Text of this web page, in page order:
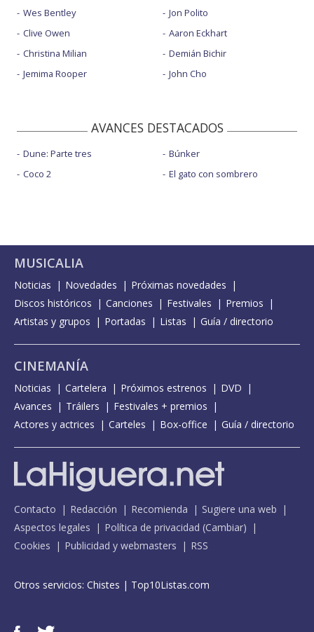
Wes Bentley
Clive Owen
Christina Milian
Jemima Rooper
Jon Polito
Aaron Eckhart
Demián Bichir
John Cho
AVANCES DESTACADOS
Dune: Parte tres
Coco 2
Búnker
El gato con sombrero
MUSICALIA
Noticias Novedades
Próximas novedades
Discos históricos
Canciones Festivales
Premios
Artistas y grupos
Portadas Listas Guía / directorio
CINEMANÍA
Noticias Cartelera Próximos estrenos
DVD
Avances
Tráilers
Festivales + premios
Actores y actrices
Carteles Box-office Guía / directorio
Contacto Redacción Recomienda
Sugiere una web
Aspectos legales
Política de privacidad (Cambiar)
Cookies
Publicidad y webmasters RSS
Otros servicios: Chistes | Top10Listas.com